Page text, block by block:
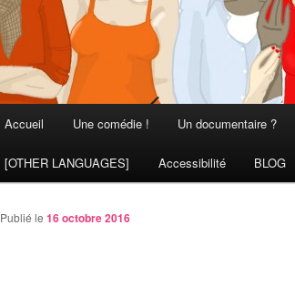
Accueil Une comédie ! Un documentaire ?
[OTHER LANGUAGES] Accessibilité BLOG
Publié le 16 octobre 2016